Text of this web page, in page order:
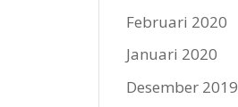
Februari 2020
Januari 2020
Desember 2019